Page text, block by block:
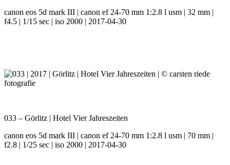
canon eos 5d mark III | canon ef 24-70 mm 1:2.8 l usm | 32 mm |
f4.5 | 1/15 sec | iso 2000 | 2017-04-30
033 – Görlitz | Hotel Vier Jahreszeiten
canon eos 5d mark III | canon ef 24-70 mm 1:2.8 l usm | 70 mm |
f2.8 | 1/25 sec | iso 2000 | 2017-04-30